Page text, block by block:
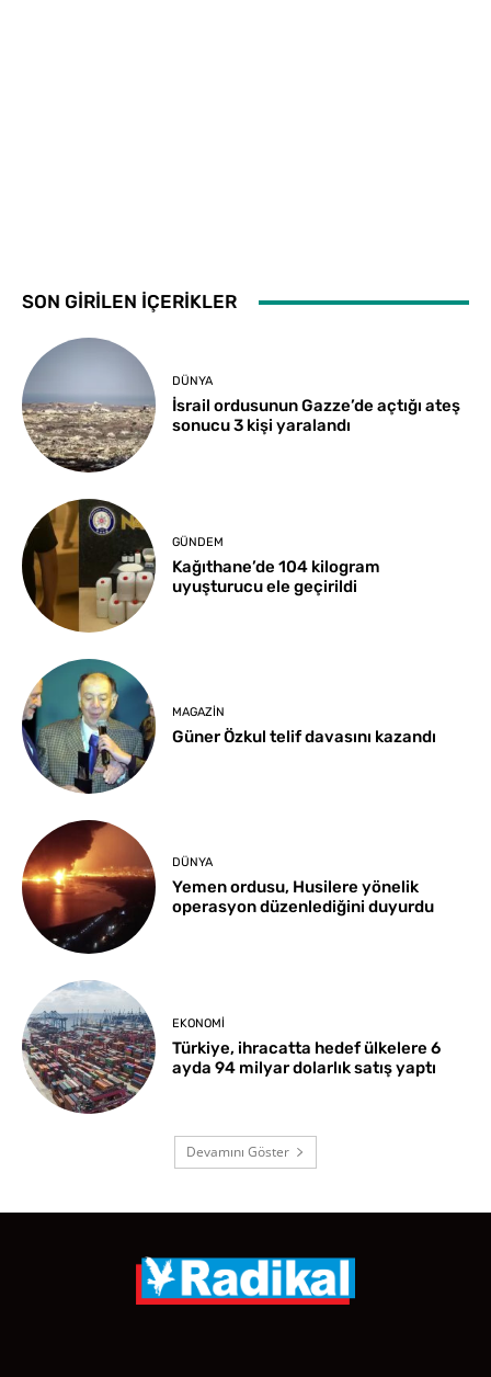
SON GİRİLEN İÇERİKLER
DÜNYA
İsrail ordusunun Gazze’de açtığı ateş
sonucu 3 kişi yaralandı
GÜNDEM
Kağıthane’de 104 kilogram
uyuşturucu ele geçirildi
MAGAZIN
Güner Özkul telif davasını kazandı
DÜNYA
Yemen ordusu, Husilere yönelik
operasyon düzenlediğini duyurdu
EKONOMI
Türkiye, ihracatta hedef ülkelere 6
ayda 94 milyar dolarlık satış yaptı
Devamını Göster